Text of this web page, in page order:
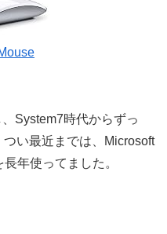
System7時代からずっ
い最近までは、Microsoft
年使ってました。